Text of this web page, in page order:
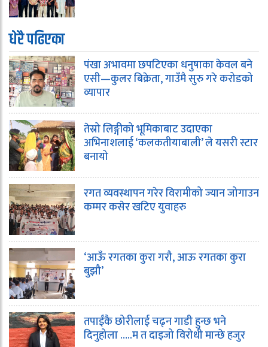
धेरै पढिएका
पंखा अभावमा छपटिएका धनुषाका केवल बने
एसी—कुलर बिक्रेता, गाउँमै सुरु गरे करोडको
व्यापार
तेस्रो लिङ्गीको भूमिकाबाट उदाएका
अभिनाशलाई ‘कलकतीयाबाली’ ले यसरी स्टार
बनायो
रगत व्यवस्थापन गरेर विरामीको ज्यान जोगाउन
कम्मर कसेर खटिए युवाहरु
‘आऊँ रगतका कुरा गरौ, आऊ रगतका कुरा
बुझौ’
तपाईंकै छोरीलाई चढ्न गाडी हुन्छ भने
दिनुहोला …..म त दाइजो विरोधी मान्छे हजुर